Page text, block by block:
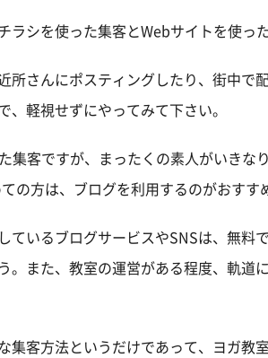
ラシを使った集客とWebサイトを使っ
所さんにポスティングしたり、街中で
、軽視せずにやってみて下さい。
集客ですが、まったくの素人がいきな
の方は、ブログを利用するのがおすす
ているブログサービスやSNSは、無料
。また、教室の運営がある程度、軌道
集客方法というだけであって、ヨガ教